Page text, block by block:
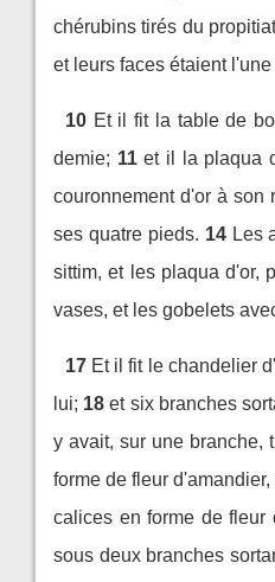
chérubins tirés du
et leurs faces étaient
10 Et il fit la table de
demie; 11 et il la plaqua
couronnement d'or à son
ses quatre pieds. 14 Les
sittim, et les plaqua d'or,
vases, et les gobelets
17 Et il fit le chandelier
lui; 18 et six branches
y avait, sur une branche,
forme de fleur
calices en forme de fleur
sous deux branches